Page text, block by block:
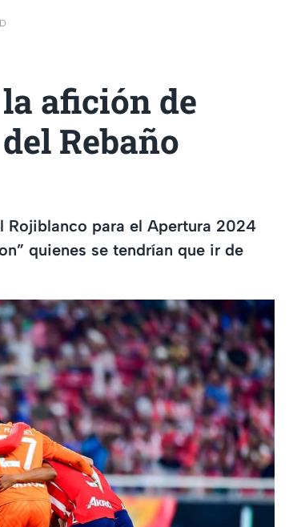
afición de
Rebaño
Rojiblanco para el Apertura 2024
quienes se tendrían que ir de